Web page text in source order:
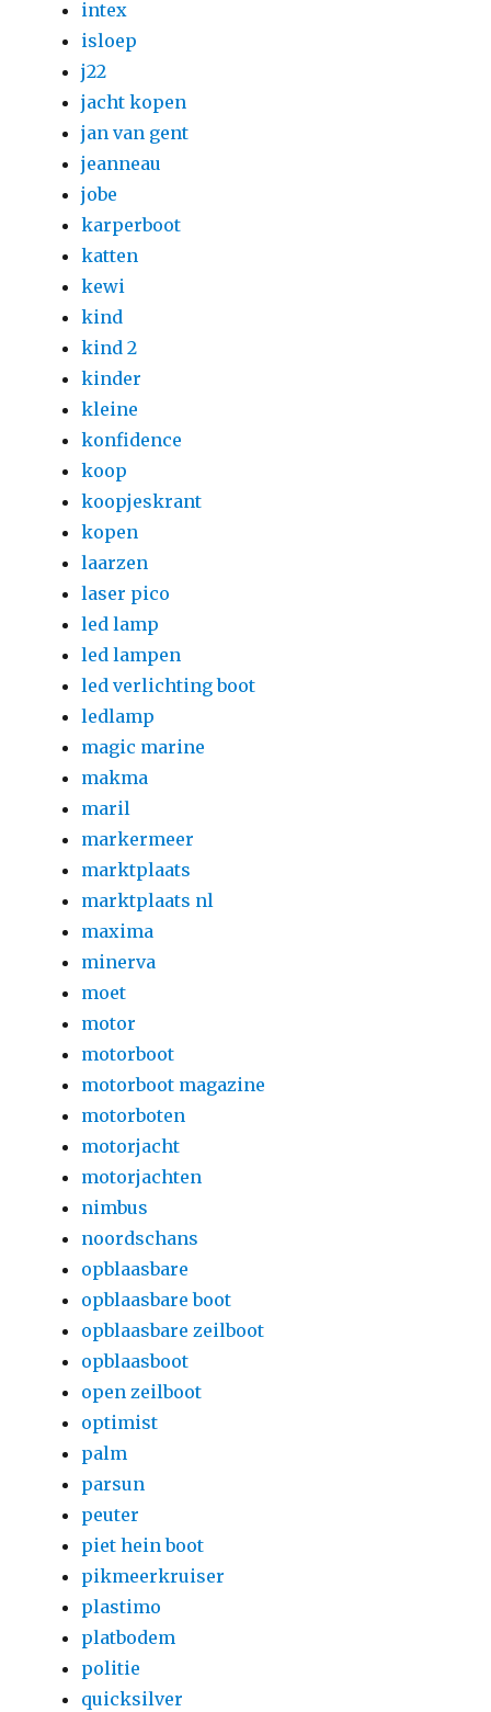
intex
isloep
j22
jacht kopen
jan van gent
jeanneau
jobe
karperboot
katten
kewi
kind
kind 2
kinder
kleine
konfidence
koop
koopjeskrant
kopen
laarzen
laser pico
led lamp
led lampen
led verlichting boot
ledlamp
magic marine
makma
maril
markermeer
marktplaats
marktplaats nl
maxima
minerva
moet
motor
motorboot
motorboot magazine
motorboten
motorjacht
motorjachten
nimbus
noordschans
opblaasbare
opblaasbare boot
opblaasbare zeilboot
opblaasboot
open zeilboot
optimist
palm
parsun
peuter
piet hein boot
pikmeerkruiser
plastimo
platbodem
politie
quicksilver